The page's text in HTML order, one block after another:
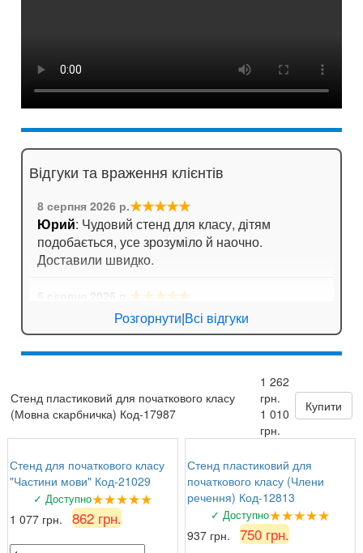
Відгуки та враження клієнтів
8 серпня 2026 р.★★★★★
Юрий: Чудовий стенд для класу, дітям
подобається, усе зрозуміло й наочно.
Доставили швидко.
★★★★★
: Стенд для кабінету хімії дуже яскравий,
вчителі задоволені!
: Замовляли
комплект стендів з техніки безпеки. Все на
найвищому рівні, вчителі та учні задоволені!
Розгорнути|Всі відгуки
Стенд пластиковий для початкового класу
(Мовна скарбничка) Код-17987
1 262
грн.
1 010
грн.
Купити
Стенд для початкового класу
"Частини мови" Код-21029
✓ Доступно★★★★★
1 077 грн. 862 грн.
Стенд пластиковий для
початкового класу (Члени
речення) Код-12813
✓ Доступно★★★★★
937 грн. 750 грн.